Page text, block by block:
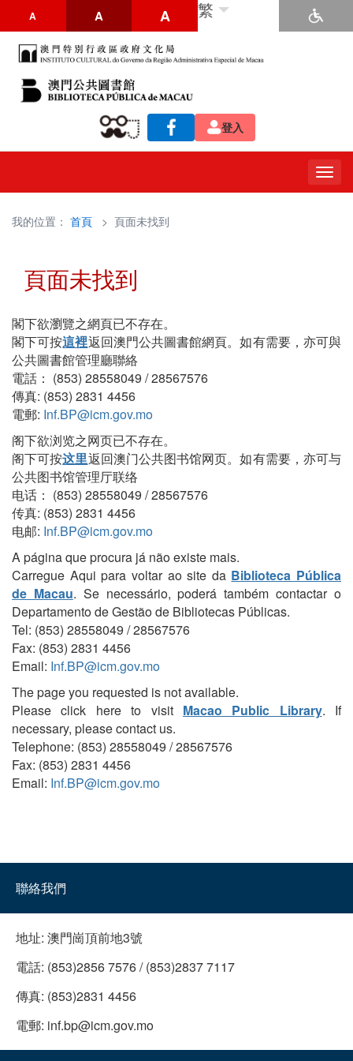
A A A 繁
登入
我的位置： 首頁 > 頁面未找到
頁面未找到
閣下欲瀏覽之網頁已不存在。
閣下可按這裡返回澳門公共圖書館網頁。如有需要，亦可與
公共圖書館管理廳聯絡
電話： (853) 28558049 / 28567576
傳真: (853) 2831 4456
電郵: Inf.BP@icm.gov.mo
阁下欲浏览之网页已不存在。
阁下可按这里返回澳门公共图书馆网页。如有需要，亦可与
公共图书馆管理厅联络
电话： (853) 28558049 / 28567576
传真: (853) 2831 4456
电邮: Inf.BP@icm.gov.mo
A página que procura já não existe mais.
Carregue Aqui para voltar ao site da Biblioteca Pública
de Macau. Se necessário, poderá também contactar o
Departamento de Gestão de Bibliotecas Públicas.
Tel: (853) 28558049 / 28567576
Fax: (853) 2831 4456
Email: Inf.BP@icm.gov.mo
The page you requested is not available.
Please click here to visit Macao Public Library. If
necessary, please contact us.
Telephone: (853) 28558049 / 28567576
Fax: (853) 2831 4456
Email: Inf.BP@icm.gov.mo
聯絡我們
地址: 澳門崗頂前地3號
電話: (853)2856 7576 / (853)2837 7117
傳真: (853)2831 4456
電郵: inf.bp@icm.gov.mo